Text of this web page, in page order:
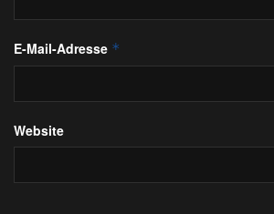
E-Mail-Adresse *
Website